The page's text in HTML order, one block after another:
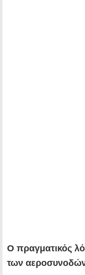
Ο πραγματικός
των